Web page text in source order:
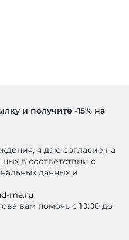
и получите -15% на
я даю согласие на
в соответствии с
данных и
me.ru
вам помочь с 10:00 до